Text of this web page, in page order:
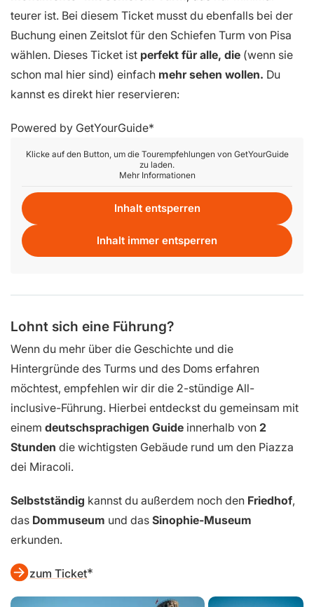
teurer ist. Bei diesem Ticket musst du ebenfalls bei der
Buchung einen Zeitslot für den Schiefen Turm von Pisa
wählen. Dieses Ticket ist perfekt für alle, die (wenn sie
schon mal hier sind) einfach mehr sehen wollen. Du
kannst es direkt hier reservieren:
Powered by GetYourGuide
Klicke auf den Button, um die Tourempfehlungen von GetYourGuide
zu laden.
Mehr Informationen
Inhalt entsperren
Inhalt immer entsperren
Lohnt sich eine Führung?
Wenn du mehr über die Geschichte und die
Hintergründe des Turms und des Doms erfahren
möchtest, empfehlen wir dir die 2-stündige All-
inclusive-Führung. Hierbei entdeckst du gemeinsam mit
einem deutschsprachigen Guide innerhalb von 2
Stunden die wichtigsten Gebäude rund um den Piazza
dei Miracoli.
Selbstständig kannst du außerdem noch den Friedhof,
das Dommuseum und das Sinophie-Museum
erkunden.
zum Ticket